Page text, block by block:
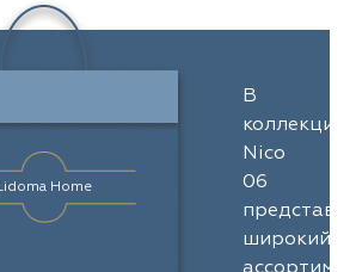
Home
В
коллекции
Nico
06
широкий